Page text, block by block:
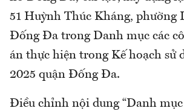
51 Huỳnh Thúc Kháng, phường
Đống Đa trong Danh mục các
án thực hiện trong Kế hoạch sử
2025 quận Đống Đa.
Điều chỉnh nội dung “Danh mục